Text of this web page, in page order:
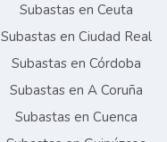
Subastas en Ceuta
Subastas en Ciudad Real
Subastas en Córdoba
Subastas en A Coruña
Subastas en Cuenca